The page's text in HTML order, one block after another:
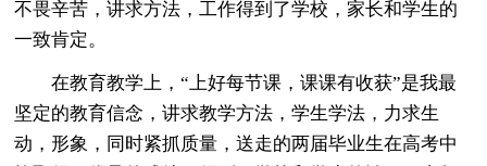
不畏辛苦，讲求方法，工作得到了学校，家长和学生的
一致肯定。
在教育教学上，“上好每节课，课课有收获”是我最
坚定的教育信念，讲求教学方法，学生学法，力求生
动，形象，同时紧抓质量，送走的两届毕业生在高考中